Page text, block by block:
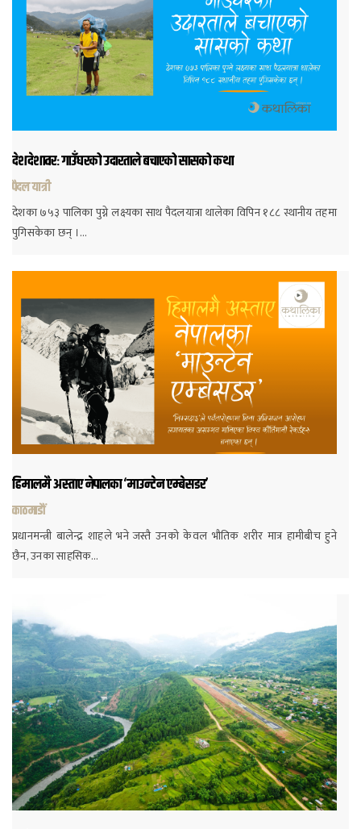
देशदेशावरः गाउँघरको उदारताले बचाएको सासको कथा
पैदल यात्री
देशका ७५३ पालिका पुग्ने लक्ष्यका साथ पैदलयात्रा थालेका विपिन १८८ स्थानीय तहमा
पुगिसकेका छन् ।…
हिमालमै अस्ताए नेपालका ‘माउन्टेन एम्बेसडर’
काठमाडौं
प्रधानमन्त्री बालेन्द्र शाहले भने जस्तै उनको केवल भौतिक शरीर मात्र हामीबीच हुने
छैन, उनका साहसिक…